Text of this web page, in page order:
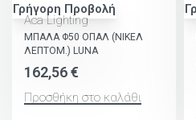
Γρήγορη Προβολή
Aca Lighting
ΜΠΑΛΑ Φ50 ΟΠΑΛ (ΝΙΚΕΛ
ΛΕΠΤΟΜ.) LUNA
162,56€
Προσθήκη στο καλάθι